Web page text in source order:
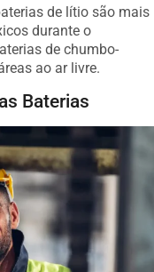
de lítio são mais
durante o
de chumbo-
ao ar livre.
Baterias